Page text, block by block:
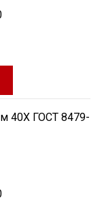
40Х ГОСТ 8479-